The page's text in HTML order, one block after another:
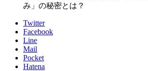
み」の秘密とは？
Twitter
Facebook
Line
Mail
Pocket
Hatena